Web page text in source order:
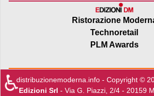
Ristorazione
Technoretail
PLM Awards
distribuzionemoderna.info - Copyright ©
Edizioni Srl - Via G. Piazzi, 2/4 - 20159